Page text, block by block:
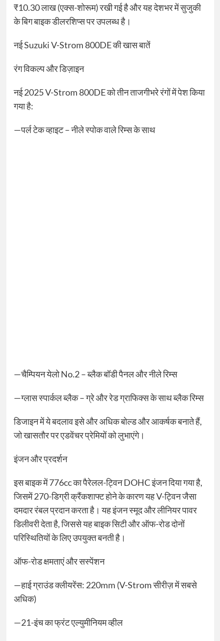
₹10.30 लाख (एक्स-शोरूम) रखी गई है और यह देशभर में सुजुकी
के बिग बाइक डीलरशिप्स पर उपलब्ध है।
नई Suzuki V-Strom 800DE की खास बातें
रंग विकल्प और डिज़ाइन
नई 2025 V-Strom 800DE को तीन ताजगीभरे रंगों में पेश किया
गया है:
—पर्ल टेक व्हाइट – नीले स्पोक वाले रिम्स के साथ
—चैम्पियन येलो No.2 – ब्लैक बॉडी पैनल और नीले रिम्स
—ग्लास स्पार्कल ब्लैक – ग्रे और रेड ग्राफिक्स के साथ ब्लैक रिम्स
डिजाइन में ये बदलाव इसे और अधिक बोल्ड और आकर्षक बनाते हैं,
जो खासतौर पर एडवेंचर प्रेमियों को लुभाएंगे।
इंजन और प्रदर्शन
इस बाइक में 776cc का पैरेलल-ट्विन DOHC इंजन दिया गया है,
जिसमें 270-डिग्री क्रैंकशाफ्ट होने के कारण यह V-ट्विन जैसा
दमदार रंबल प्रदान करता है। यह इंजन स्मूद और लीनियर पावर
डिलीवरी देता है, जिससे यह बाइक सिटी और ऑफ-रोड दोनों
परिस्थितियों के लिए उपयुक्त बनती है।
ऑफ-रोड क्षमताएं और सस्पेंशन
—हाई ग्राउंड क्लीयरेंस: 220mm (V-Strom सीरीज़ में सबसे
अधिक)
—21-इंच का फ्रंट एल्युमीनियम व्हील